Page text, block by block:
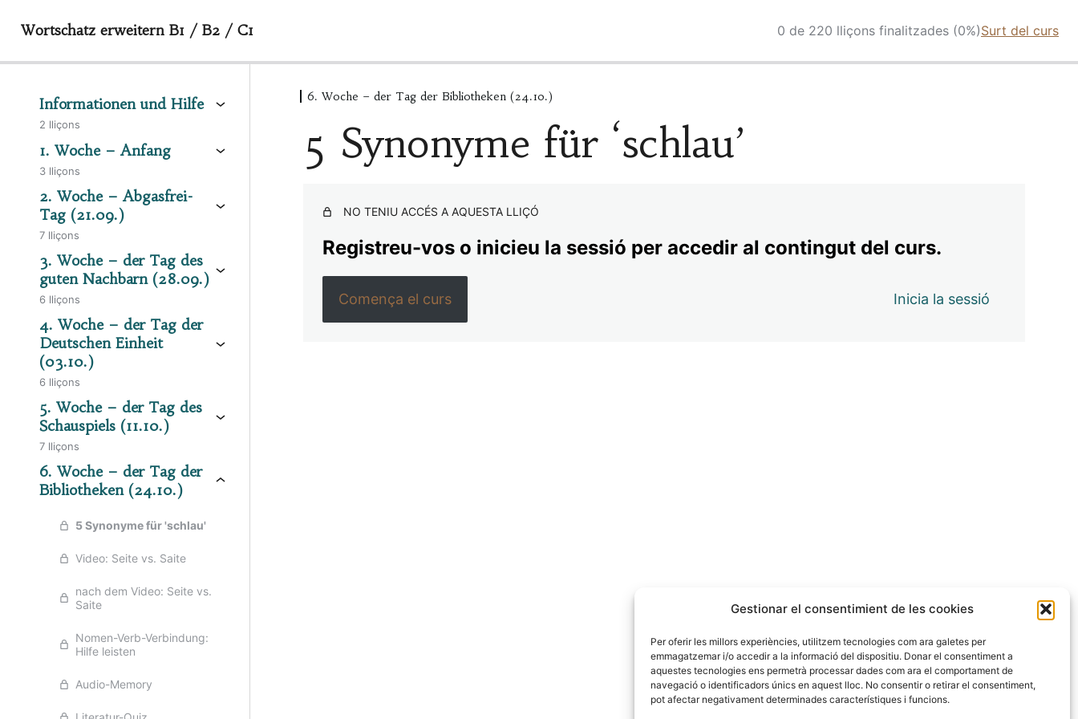
Gestionar el consentimient de les cookies
Per oferir les millors experiències, utilitzem tecnologies com ara galetes per
emmagatzemar i/o accedir a la informació del dispositiu. Donar el consentiment a
aquestes tecnologies ens permetrà processar dades com ara el comportament de
navegació o identificadors únics en aquest lloc. No consentir o retirar el consentiment,
pot afectar negativament determinades característiques i funcions.
Wortschatz erweitern B1 / B2 / C1 0 de 220 lliçons finalitzades (0%)Surt del curs
Informationen und Hilfe
2 lliçons
1. Woche – Anfang
3 lliçons
2. Woche – Abgasfrei-
Tag (21.09.)
7 lliçons
3. Woche – der Tag des
guten Nachbarn (28.09.)
6 lliçons
4. Woche – der Tag der
Deutschen Einheit
(03.10.)
6 lliçons
5. Woche – der Tag des
Schauspiels (11.10.)
7 lliçons
6. Woche – der Tag der
Bibliotheken (24.10.)
5 Synonyme für 'schlau'
Video: Seite vs. Saite
nach dem Video: Seite vs.
Saite
Nomen-Verb-Verbindung:
Hilfe leisten
Audio-Memory
6. Woche – der Tag der Bibliotheken (24.10.)
5 Synonyme für ‘schlau’
NO TENIU ACCÉS A AQUESTA LLIÇÓ
Registreu-vos o inicieu la sessió per accedir al contingut del curs.
Comença el curs Inicia la sessió